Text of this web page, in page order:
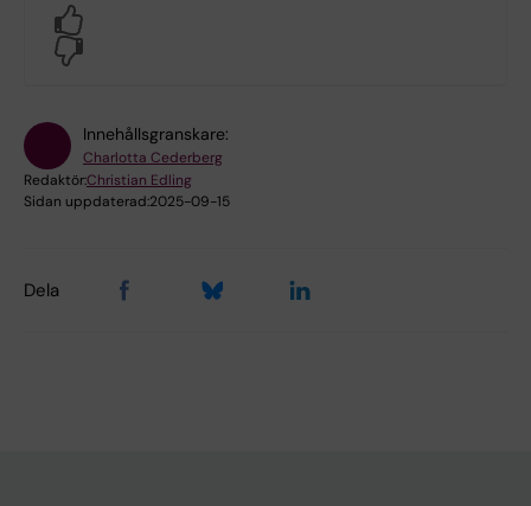
Innehållsgranskare:
Charlotta Cederberg
Redaktör:Christian Edling
Sidan uppdaterad:2025-09-15
Dela